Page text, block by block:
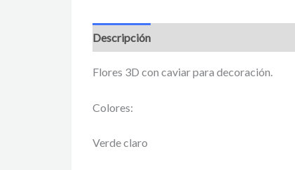
Descripción
Flores 3D con caviar para decoración.
Colores:
Verde claro